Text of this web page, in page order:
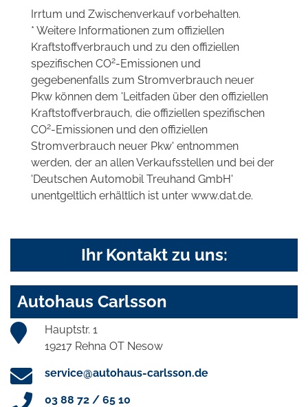
Irrtum und Zwischenverkauf vorbehalten.
* Weitere Informationen zum offiziellen
Kraftstoffverbrauch und zu den offiziellen
spezifischen CO2-Emissionen und
gegebenenfalls zum Stromverbrauch neuer
Pkw können dem 'Leitfaden über den offiziellen
Kraftstoffverbrauch, die offiziellen spezifischen
CO2-Emissionen und den offiziellen
Stromverbrauch neuer Pkw' entnommen
werden, der an allen Verkaufsstellen und bei der
'Deutschen Automobil Treuhand GmbH'
unentgeltlich erhältlich ist unter www.dat.de.
Ihr Kontakt zu uns:
Autohaus Carlsson
Hauptstr. 1
19217 Rehna OT Nesow
service@autohaus-carlsson.de
03 88 72 / 65 10